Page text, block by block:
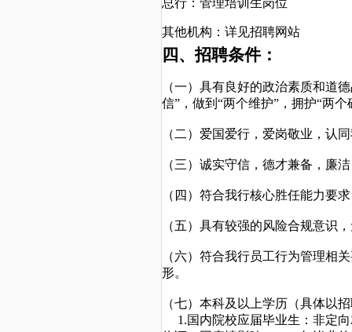
总行：管理培训生岗位
其他机构：详见招聘网站
四、招聘条件：
（一）具有良好的政治素质和道
信”，做到“两个维护”，拥护“两个
（二）爱国爱行，爱岗敬业，认
（三）诚实守信，德才兼备，廉
（四）符合我行核心胜任能力要
（五）具有较强的风险合规意识
（六）符合我行员工行为管理相
形。
（七）本科及以上学历（具体以
1.国内院校应届毕业生：非定向